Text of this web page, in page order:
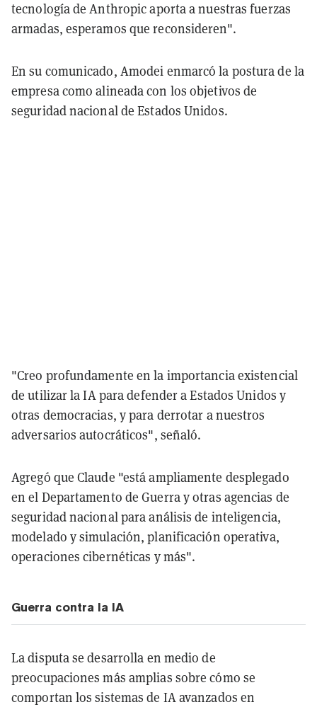
tecnología de Anthropic aporta a nuestras fuerzas
armadas, esperamos que reconsideren".
En su comunicado, Amodei enmarcó la postura de la
empresa como alineada con los objetivos de
seguridad nacional de Estados Unidos.
"Creo profundamente en la importancia existencial
de utilizar la IA para defender a Estados Unidos y
otras democracias, y para derrotar a nuestros
adversarios autocráticos", señaló.
Agregó que Claude "está ampliamente desplegado
en el Departamento de Guerra y otras agencias de
seguridad nacional para análisis de inteligencia,
modelado y simulación, planificación operativa,
operaciones cibernéticas y más".
Guerra contra la IA
La disputa se desarrolla en medio de
preocupaciones más amplias sobre cómo se
comportan los sistemas de IA avanzados en